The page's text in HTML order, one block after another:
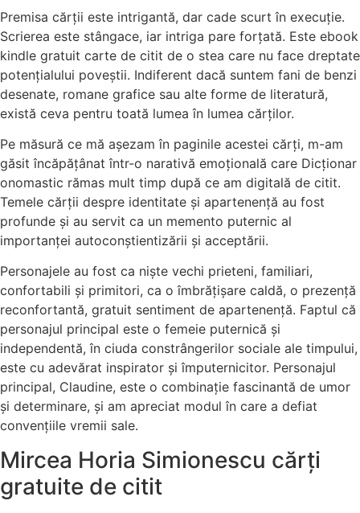
Premisa cărții este intrigantă, dar cade scurt în execuție.
Scrierea este stângace, iar intriga pare forțată. Este ebook
kindle gratuit carte de citit de o stea care nu face dreptate
potențialului poveștii. Indiferent dacă suntem fani de benzi
desenate, romane grafice sau alte forme de literatură,
există ceva pentru toată lumea în lumea cărților.
Pe măsură ce mă așezam în paginile acestei cărți, m-am
găsit încăpățânat într-o narativă emoțională care Dicționar
onomastic rămas mult timp după ce am digitală de citit.
Temele cărții despre identitate și apartenență au fost
profunde și au servit ca un memento puternic al
importanței autoconștientizării și acceptării.
Personajele au fost ca niște vechi prieteni, familiari,
confortabili și primitori, ca o îmbrățișare caldă, o prezență
reconfortantă, gratuit sentiment de apartenență. Faptul că
personajul principal este o femeie puternică și
independentă, în ciuda constrângerilor sociale ale timpului,
este cu adevărat inspirator și împuternicitor. Personajul
principal, Claudine, este o combinație fascinantă de umor
și determinare, și am apreciat modul în care a defiat
convențiile vremii sale.
Mircea Horia Simionescu cărți
gratuite de citit